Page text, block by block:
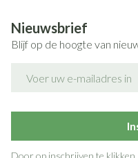
Nieuwsbrief
Blijf op de hoogte van
Door op inschrijven te